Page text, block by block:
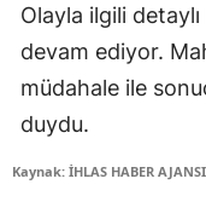
Olayla ilgili
devam ediyor.
müdahale ile
duydu.
Kaynak: İHLAS HABER AJANSI